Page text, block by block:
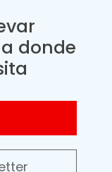
donde